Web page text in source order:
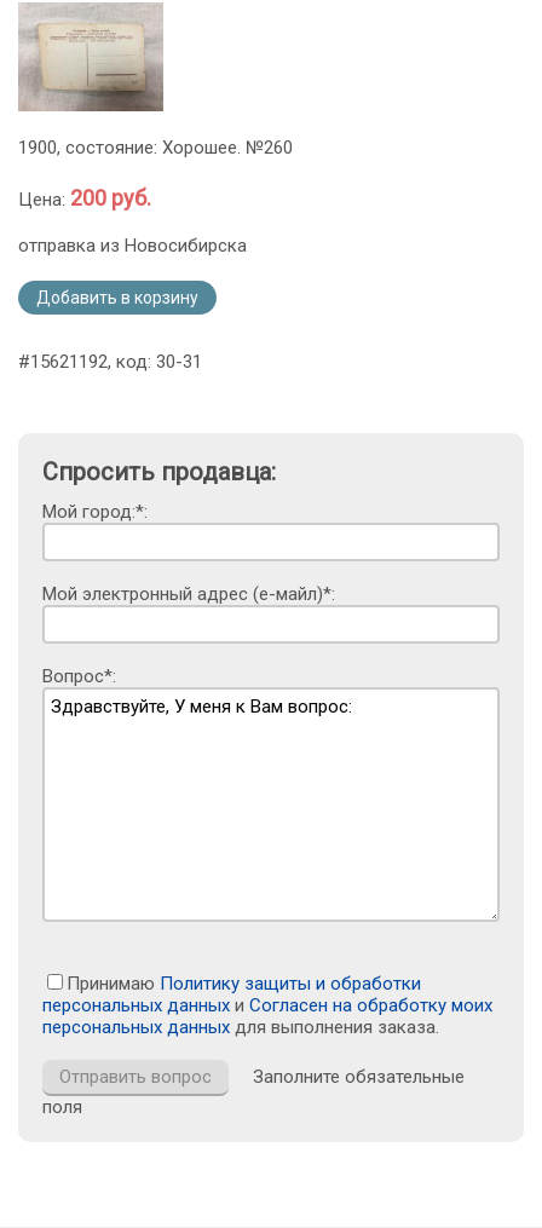
1900, состояние: Хорошее. №260
Цена: 200 руб.
отправка из Новосибирска
Добавить в корзину
#15621192, код: 30-31
Спросить продавца:
Мой город:*:
Мой электронный адрес (е-майл)*:
Вопрос*:
Принимаю Политику защиты и обработки
персональных данных и Согласен на обработку моих
персональных данных для выполнения заказа.
Заполните обязательные
поля